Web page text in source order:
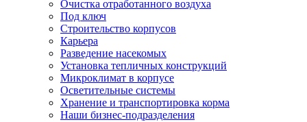
Очистка отработанного воздуха
Под ключ
Строительство корпусов
Карьера
Разведение насекомых
Установка тепличных конструкций
Микроклимат в корпусе
Осветительные системы
Хранение и транспортировка корма
Наши бизнес-подразделения